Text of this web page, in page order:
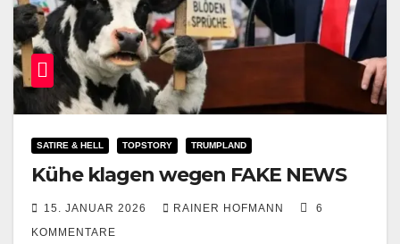
SATIRE & HELL TOPSTORY TRUMPLAND
Kühe klagen wegen FAKE NEWS
15. JANUAR 2026 RAINER HOFMANN
6
KOMMENTARE